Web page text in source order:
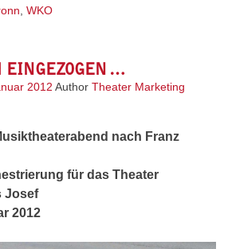
, WKO
EINGEZOGEN …
2012 Author Theater Marketing
nach Franz
für das Theater
Josef
2012